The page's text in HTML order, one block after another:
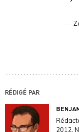
—
RÉDIGÉ PAR
2012.